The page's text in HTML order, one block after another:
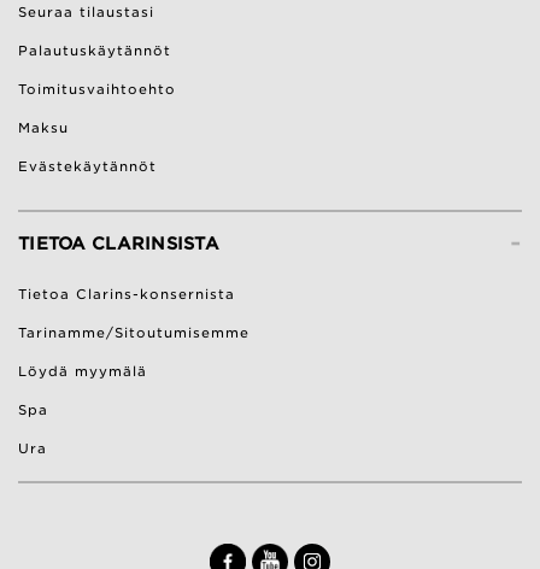
Seuraa tilaustasi
Palautuskäytännöt
Toimitusvaihtoehto
Maksu
Evästekäytännöt
-
TIETOA CLARINSISTA
Tietoa Clarins-konsernista
Tarinamme/Sitoutumisemme
Löydä myymälä
Spa
Ura